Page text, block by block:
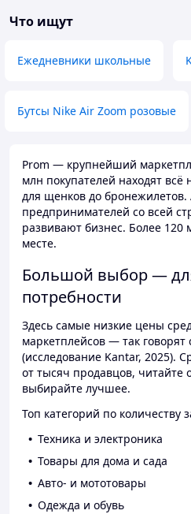
животных и
Что ищут
Ежедневники школьные
Бутсы Nike Air Zoom розовые
Prom — крупнейший
млн покупателей находят
для щенков до бронежилетов.
предпринимателей со всей
развивают бизнес. Более 120
месте.
Большой выбор —
потребности
Здесь самые низкие цены
маркетплейсов — так говорят
(исследование Kantar, 2025).
от тысяч продавцов, читайте
выбирайте лучшее.
Топ категорий по количеству
Техника и электроника
Товары для дома и сада
Авто- и мототовары
Одежда и обувь